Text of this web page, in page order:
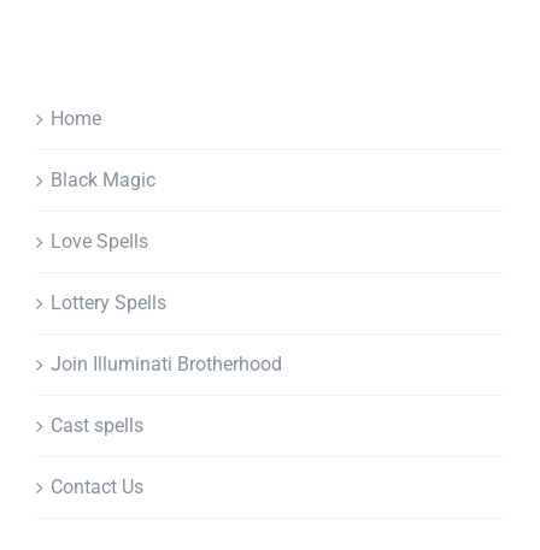
Home
Black Magic
Love Spells
Lottery Spells
Join Illuminati Brotherhood
Cast spells
Contact Us